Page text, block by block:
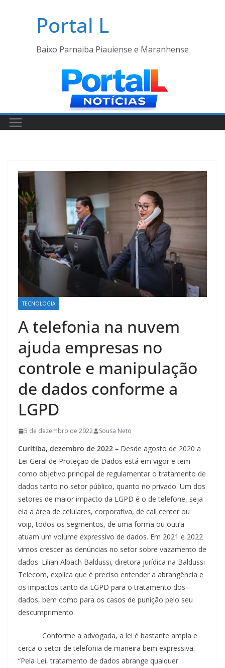
Portal L
Baixo Parnaiba Piauiense e Maranhense
TECNOLOGIA
A telefonia na nuvem
ajuda empresas no
controle e manipulação
de dados conforme a
LGPD
5 de dezembro de 2022 Sousa Neto
Curitiba, dezembro de 2022 – Desde agosto de 2020 a
Lei Geral de Proteção de Dados está em vigor e tem
como objetivo principal de regulamentar o tratamento de
dados tanto no setor público, quanto no privado. Um dos
setores de maior impacto da LGPD é o de telefone, seja
ela a área de celulares, corporativa, de call center ou
voip, todos os segmentos, de uma forma ou outra
atuam um volume expressivo de dados. Em 2021 e 2022
vimos crescer as denúncias no setor sobre vazamento de
dados. Lilian Albach Baldussi, diretora jurídica na Baldussi
Telecom, explica que é preciso entender a abrangência e
os impactos tanto da LGPD para o tratamento dos
dados, bem como para os casos de punição pelo seu
descumprimento.
Conforme a advogada, a lei é bastante ampla e
cerca o setor de telefonia de maneira bem expressiva.
“Pela Lei, tratamento de dados abrange qualquer